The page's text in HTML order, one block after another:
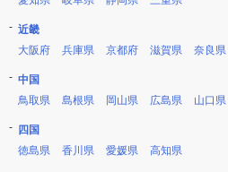
近畿
大阪府
兵庫県 京都府 滋賀県 奈良県
中国
鳥取県
島根県 岡山県 広島県 山口県
四国
徳島県
香川県 愛媛県 高知県